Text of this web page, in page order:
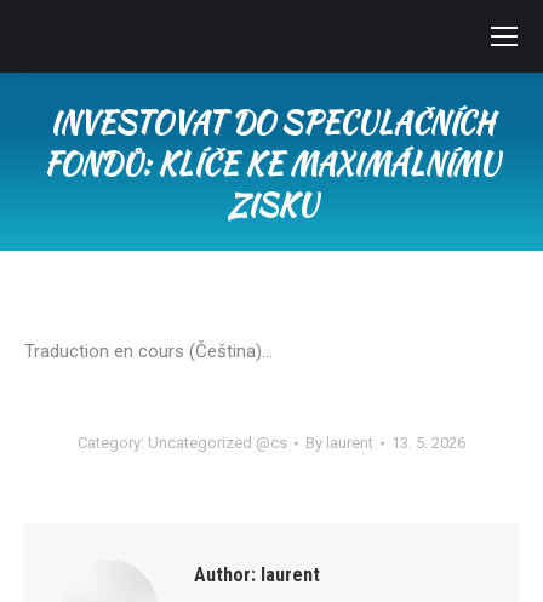
INVESTOVAT DO SPECULAČNÍCH
FONDŮ: KLÍČE KE MAXIMÁLNÍMU
ZISKU
Traduction en cours (Čeština)…
Category: Uncategorized @cs By laurent 13. 5. 2026
Author: laurent